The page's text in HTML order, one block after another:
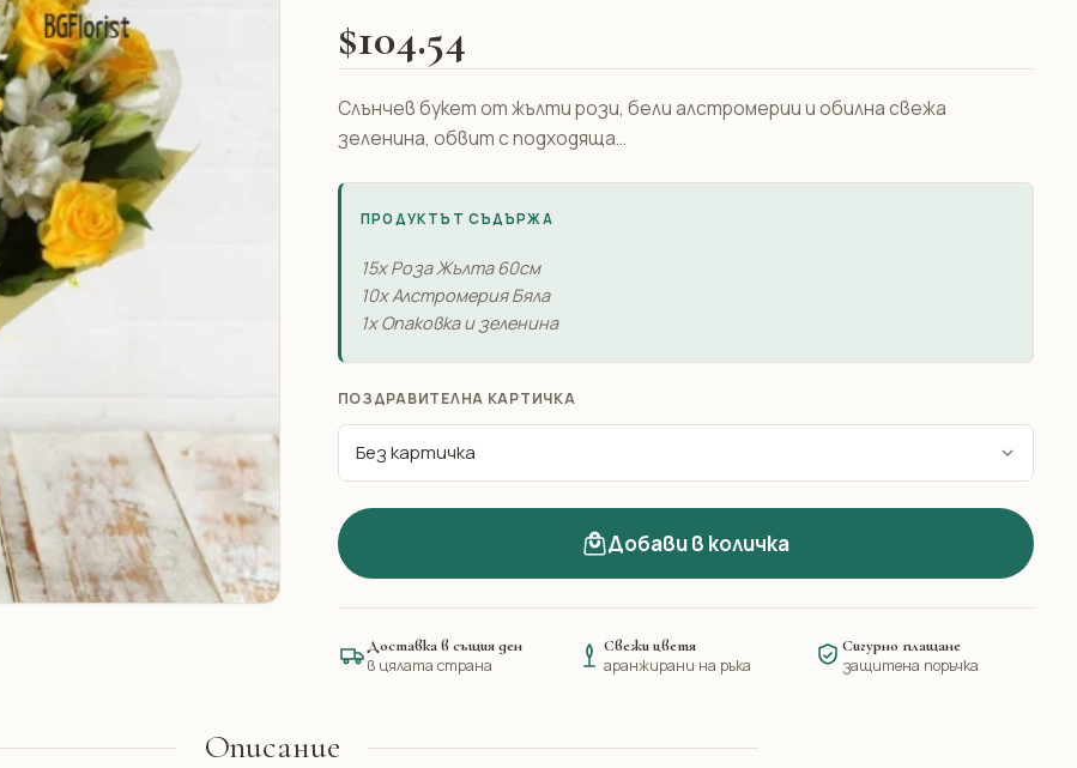
$104.54
Слънчев букет от жълти рози, бели алстромерии и обилна свежа
зеленина, обвит с подходяща...
ПРОДУКТЪТ СЪДЪРЖА
15x Роза Жълта 60см
10x Алстромерия Бяла
1x Опаковка и зеленина
ПОЗДРАВИТЕЛНА КАРТИЧКА
Добави в количка
Доставка в същия ден
в цялата страна
Свежи цветя
аранжирани на ръка
Сигурно плащане
защитена поръчка
Описание